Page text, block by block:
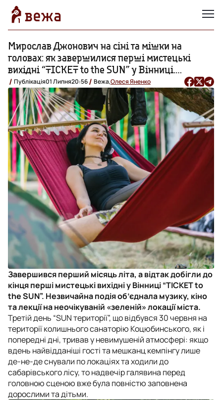
Мирослав Джонович на сіні та мішки на
головах: як завершилися перші мистецькі
вихідні “TICKET to the SUN” у Вінниці.
ФОТОРЕПОРТАЖ
Публікація01 Липня20:56 Вежа,Олеся Яненко
Завершився перший місяць літа, а відтак добігли до
кінця перші мистецькі вихідні у Вінниці “TICKET to
the SUN”. Незвичайна подія об’єднала музику, кіно
та лекції на неочікуваній «зеленій» локації міста.
Третій день “SUN території”, що відбувся 30 червня на
території колишнього санаторію Коцюбинського, як і
попередні дні, тривав у невимушеній атмосфері: якщо
вдень найвідданіші гості та мешканц кемпінгу лише
де-не-де снували по локаціях та ходили до
сабарівського лісу, то надвечір галявина перед
головною сценою вже була повністю заповнена
дорослими та дітьми.